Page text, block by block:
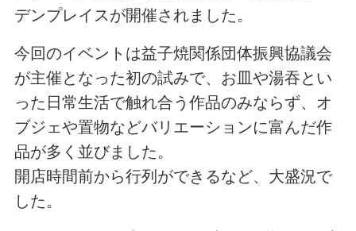
デンプレイスが開催されました。
今回のイベントは益子焼関係団体振興協議会
が主催となった初の試みで、お皿や湯吞とい
った日常生活で触れ合う作品のみならず、オ
ブジェや置物などバリエーションに富んだ作
品が多く並びました。
開店時間前から行列ができるなど、大盛況で
した。